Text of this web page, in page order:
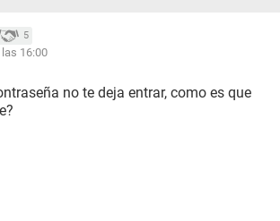
5
16:00
no te deja entrar, como es que